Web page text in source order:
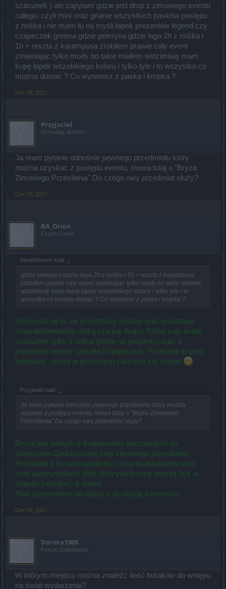
szacunek ) ale zapytam gdzie jest drop z zimowego eventu
całego, czyli mini oraz gnanie wszystkich pasków postępu
z miśka i nie mam tu na myśli łapek prezentów legend czy
czapeczek gnoma gdzie peleryna gdzie laga 2h z miśka i
1h + reszta z karampusa zrobiłem prawie cały event
zmieniając tylko mody bo takie miałem widzimisię mam
kupę łapek wszelakiego koloru i tylko tyle i to wszystko co
można dostać ? Co wyrwiesz z paska i kropka ?
Dec 18, 2021
Przyjaciel
Someday Author
Ja mam pytanie odnośnie pewnego przedmiotu który
można uzyskac z postępu eventu, mowa tutaj o "Bryza
Zimowego Przesilenia" Do czego owy przedmiot służy?
Dec 29, 2021
BA_Orion
Count Count
Sandofdesert said: ↑
gdzie peleryna gdzie laga 2h z miśka i 1h + reszta z karampusa
zrobiłem prawie cały event zmieniając tylko mody bo takie miałem
widzimisię mam kupę łapek wszelakiego koloru i tylko tyle i to
wszystko co można dostać ? Co wyrwiesz z paska i kropka ?
Wychodzi na to, że przedmioty setowe oraz unikatowe
mają ekstremalnie niską szansę dropu. Przez cały event
znalazłem tylko 1 unikat (torbę na prezenty) oraz 1
przedmiot setowy (amulet Kranparusa). Przekażę to jako
feedback - może w przyszłym roku coś się zmieni
Przyjaciel said: ↑
Ja mam pytanie odnośnie pewnego przedmiotu który można
uzyskac z postępu eventu, mowa tutaj o "Bryza Zimowego
Przesilenia" Do czego owy przedmiot służy?
Bryza jest jednym z 4 elementów potrzebnych do
stworzenia Zjednoczonej runy zimowego przesilenia.
Pozostałe 3 to: runa witalności, runa spustoszenia oraz
runa wytrzymałości (lód). Wszystkie runy muszą byś w
stopniu zwykłym, tj. szare.
Post przeniosłem do wątku z dyskusją o eventcie.
Dec 29, 2021
Dorota1305
Forum Greenhorn
W którym miejscu można znaleźć ilość buraków do wstępu
na świat wydarzenia?